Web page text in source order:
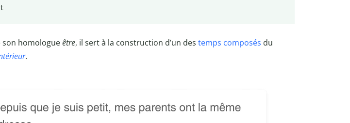
son homologueêtre, il sert à la construction d’un des temps composés du
.